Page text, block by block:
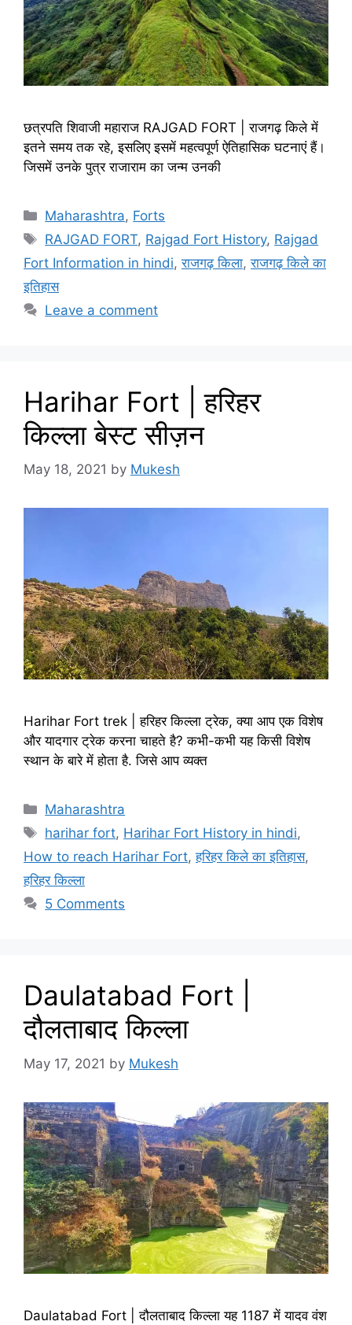
छत्रपति शिवाजी महाराज RAJGAD FORT | राजगढ़ किले में
इतने समय तक रहे, इसलिए इसमें महत्वपूर्ण ऐतिहासिक घटनाएं हैं।
जिसमें उनके पुत्र राजाराम का जन्म उनकी
Categories
Maharashtra, Forts
Tags
RAJGAD FORT, Rajgad Fort History, Rajgad
Fort Information in hindi,राजगढ़ किला,राजगढ़ किले का
इतिहास
Leave a comment
Harihar Fort | हरिहर
किल्ला बेस्ट सीज़न
May 18, 2021 by Mukesh
Harihar Fort trek | हरिहर किल्ला ट्रेक, क्या आप एक विशेष
और यादगार ट्रेक करना चाहते है? कभी-कभी यह किसी विशेष
स्थान के बारे में होता है. जिसे आप व्यक्त
Categories
Maharashtra
Tags
harihar fort, Harihar Fort History in hindi,
How to reach Harihar Fort,हरिहर किले का इतिहास,
हरिहर किल्ला
5 Comments
Daulatabad Fort |
दौलताबाद किल्ला
May 17, 2021 by Mukesh
Daulatabad Fort | दौलताबाद किल्ला यह 1187 में यादव वंश